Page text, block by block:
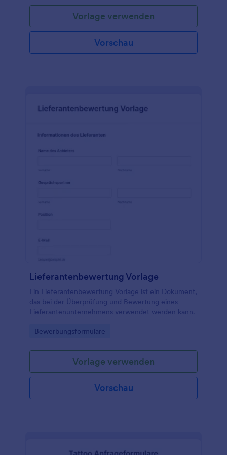
dieses Formular in eine der mehr als 20 verfügbaren
Zahlungsmethoden von Jotform, darunter Square,
PayPal, Stripe und andere. Dieses Anmeldeformular
für Schulungen, Kurse oder Klassen ist vollständig
anpassbar, sodass Sie alle erforderlichen Daten wie
Vorlage verwenden
Vorschau
Lieferantenbewertung Vorlage
Ein Lieferantenbewertung Vorlage ist ein Dokument,
das bei der Überprüfung und Bewertung eines
Lieferantenunternehmens verwendet werden kann.
Go to Category:
Bewerbungsformulare
Vorlage verwenden
Vorschau